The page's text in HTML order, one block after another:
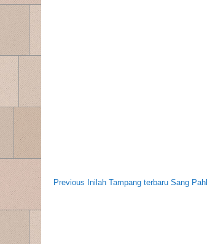
Post
Navigasi
Previous Previous
Inilah Tampang terbaru Sang